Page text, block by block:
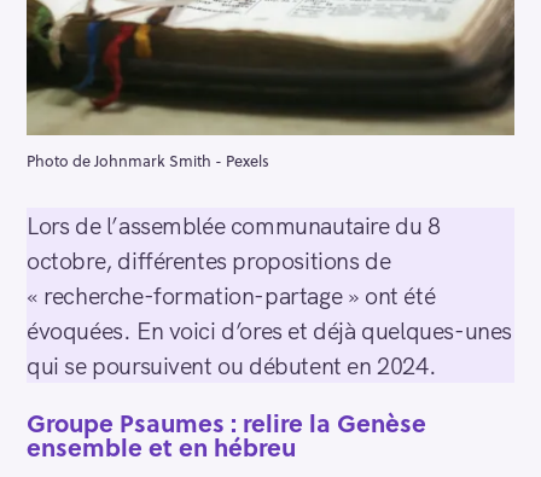
Photo de Johnmark Smith - Pexels
Lors de l’assemblée communautaire du 8
octobre, différentes propositions de
« recherche-formation-partage » ont été
évoquées. En voici d’ores et déjà quelques-unes
qui se poursuivent ou débutent en 2024.
Groupe Psaumes : relire la Genèse
ensemble et en hébreu